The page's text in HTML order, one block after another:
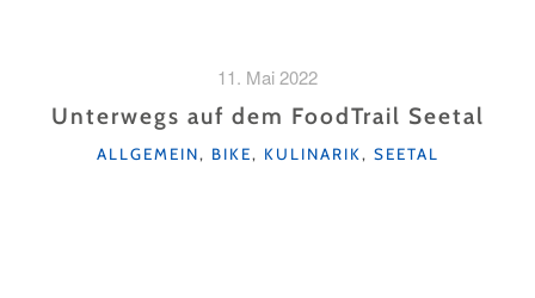
SEETAL"
11. Mai 2022
Unterwegs auf dem FoodTrail Seetal
KATEGORIEN
ALLGEMEIN, BIKE, KULINARIK, SEETAL